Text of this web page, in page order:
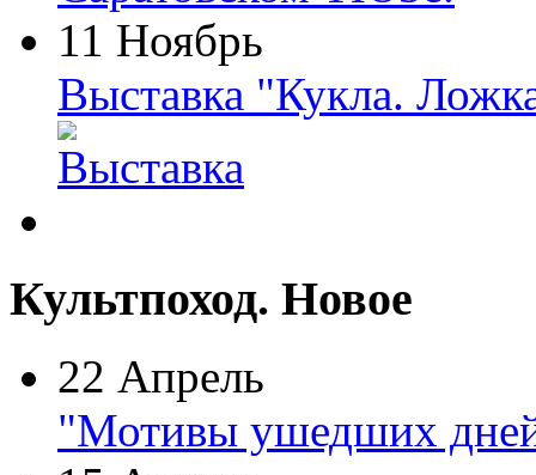
11 Ноябрь
Выставка "Кукла.
Культпоход. Новое
22 Апрель
"Мотивы ушедших